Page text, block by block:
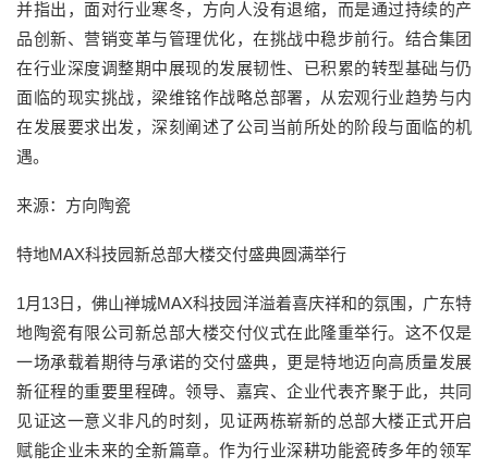
并指出，面对行业寒冬，方向人没有退缩，而是通过持续的产
品创新、营销变革与管理优化，在挑战中稳步前行。结合集团
在行业深度调整期中展现的发展韧性、已积累的转型基础与仍
面临的现实挑战，梁维铭作战略总部署，从宏观行业趋势与内
在发展要求出发，深刻阐述了公司当前所处的阶段与面临的机
遇。
来源：方向陶瓷
特地MAX科技园新总部大楼交付盛典圆满举行
1月13日，佛山禅城MAX科技园洋溢着喜庆祥和的氛围，广东特
地陶瓷有限公司新总部大楼交付仪式在此隆重举行。这不仅是
一场承载着期待与承诺的交付盛典，更是特地迈向高质量发展
新征程的重要里程碑。领导、嘉宾、企业代表齐聚于此，共同
见证这一意义非凡的时刻，见证两栋崭新的总部大楼正式开启
赋能企业未来的全新篇章。作为行业深耕功能瓷砖多年的领军